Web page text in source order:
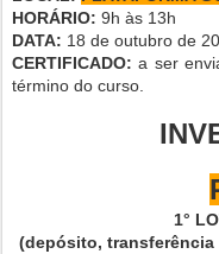
HORÁRIO: 9h às 13h
DATA: 18 de outubro de
CERTIFICADO: a ser
término do curso.
1°
(depósito,